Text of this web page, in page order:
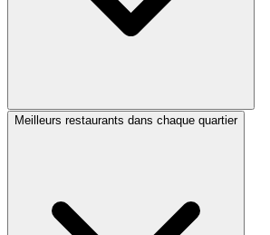
Meilleurs restaurants dans chaque quartier